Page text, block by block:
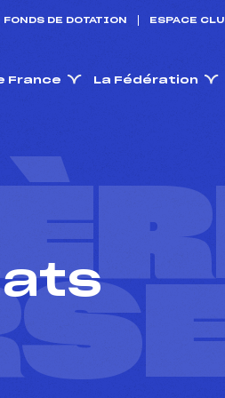
DE DOTATION ESPACE
France La Fédération